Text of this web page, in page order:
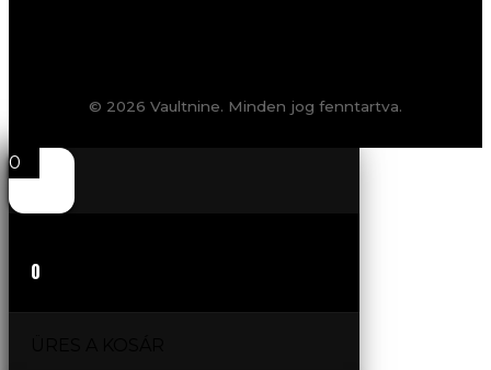
© 2026 Vaultnine. Minden jog fenntartva.
0
0